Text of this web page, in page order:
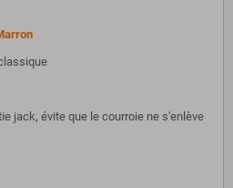
jack, évite que le courroie ne s'enlève